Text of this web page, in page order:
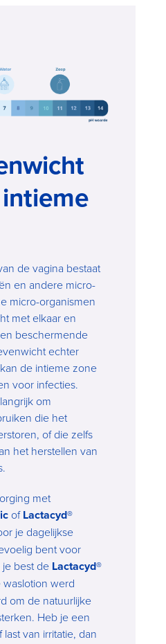
de vagina bestaat
en andere micro-
micro-organismen
met elkaar en
beschermende
echter
de intieme zone
voor infecties.
om
die het
of die zelfs
het herstellen van
met
ofLactacyd®
je dagelijkse
bent voor
best de Lactacyd®
waslotion werd
om de natuurlijke
Heb je een
van irritatie, dan